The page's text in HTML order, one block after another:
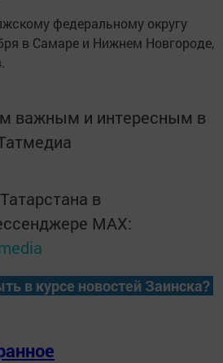
федеральному округу
в Самаре и Нижнем Новгороде,
важным и интересным в
в
MАХ:
в курсе новостей Заинска?